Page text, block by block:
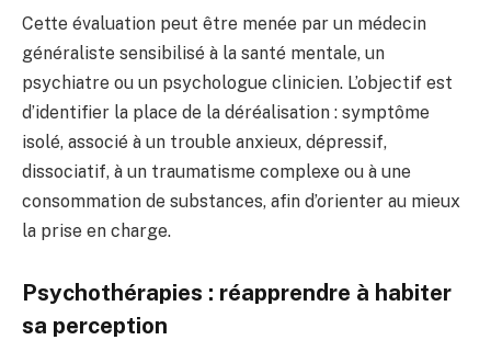
Cette évaluation peut être menée par un médecin
généraliste sensibilisé à la santé mentale, un
psychiatre ou un psychologue clinicien. L’objectif est
d’identifier la place de la déréalisation : symptôme
isolé, associé à un trouble anxieux, dépressif,
dissociatif, à un traumatisme complexe ou à une
consommation de substances, afin d’orienter au mieux
la prise en charge.
Psychothérapies : réapprendre à habiter
sa perception